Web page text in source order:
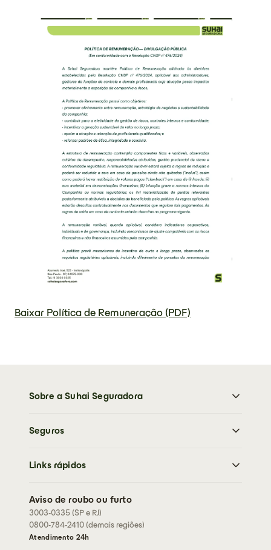
Baixar Política de Remuneração (PDF)
Sobre a Suhai Seguradora
Imprensa
Sustentabilidade
Seguros
Carro
Residencial
Condições Gerais
Fazer cotação
Links rápidos
Cartão de assistência
Fale conosco
Aviso de roubo ou furto
3003-0335 (SP e RJ)
0800-784-2410 (demais regiões)
Atendimento 24h